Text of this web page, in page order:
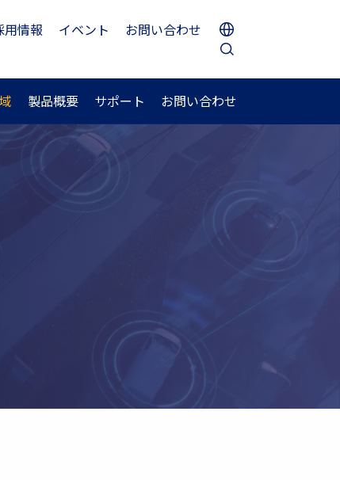
用情報 イベント お問い合わせ
製品概要 サポート お問い合わせ